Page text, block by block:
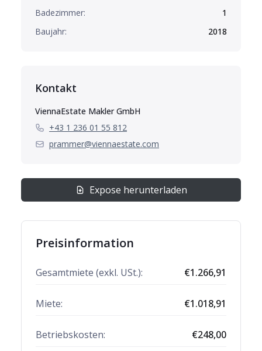
Badezimmer:
1
Baujahr:
2018
Kontakt
ViennaEstate Makler GmbH
+43 1 236 01 55 812
prammer@viennaestate.com
Expose herunterladen
Preisinformation
Gesamtmiete (exkl. USt.): €1.266,91
Miete: €1.018,91
Betriebskosten: €248,00